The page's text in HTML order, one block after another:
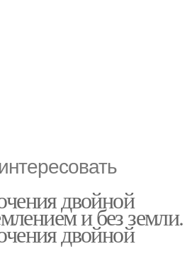
двойной
и без земли.
двойной